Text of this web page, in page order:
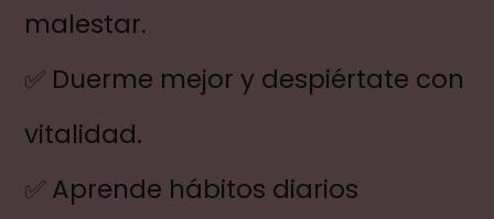
malestar.
✅ Duerme mejor y despiértate con
vitalidad.
✅ Aprende hábitos diarios